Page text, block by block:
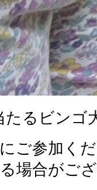
るビンゴ
にご参加く
場合がご